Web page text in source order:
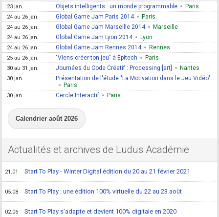
23 jan. Objets intelligents : un monde programmable Paris
24 au 26 jan. Global Game Jam Paris 2014 Paris
24 au 26 jan. Global Game Jam Marseille 2014 Marseille
24 au 26 jan. Global Game Jam Lyon 2014 Lyon
24 au 26 jan. Global Game Jam Rennes 2014 Rennes
25 au 26 jan. "Viens créer ton jeu" à Epitech Paris
30 au 31 jan. Journées du Code Créatif : Processing [art] Nantes
30 jan.
Présentation de l'étude "La Motivation dans le Jeu Vidéo"
Paris
30 jan. Cercle Interactif Paris
Calendrier août 2026
Actualités et archives de Ludus Académie
21.01 Start To Play - Winter Digital édition du 20 au 21 février 2021
05.08 Start To Play : une édition 100% virtuelle du 22 au 23 août
02.06 Start To Play s'adapte et devient 100% digitale en 2020